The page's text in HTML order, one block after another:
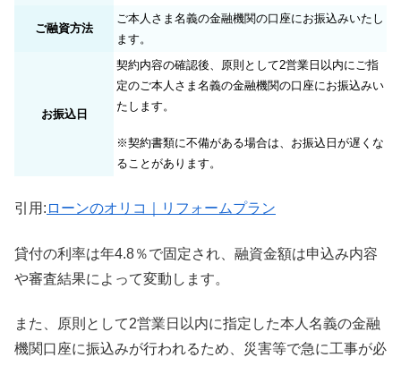
ご融資方法
ご本人さま名義の金融機関の口座にお振込みいたし
ます。
お振込日
契約内容の確認後、原則として2営業日以内にご指
定のご本人さま名義の金融機関の口座にお振込みい
たします。
※契約書類に不備がある場合は、お振込日が遅くな
ることがあります。
引用: ローンのオリコ｜リフォームプラン
貸付の利率は年4.8％で固定され、融資金額は申込み内容
や審査結果によって変動します。
また、原則として2営業日以内に指定した本人名義の金融
機関口座に振込みが行われるため、災害等で急に工事が必